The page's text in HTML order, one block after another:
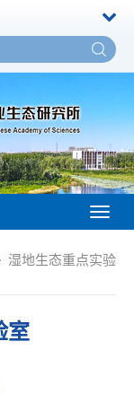
湿地生态重点实验
室